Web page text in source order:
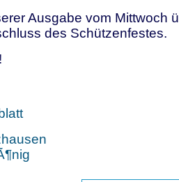
Ausgabe vom Mittwoch
des Schützenfestes.